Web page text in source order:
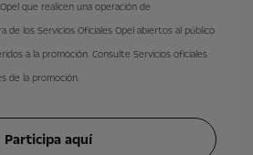
que realicen una operación de
de los Servicios Oficiales Opel abiertos al público
a la promoción. Consulte Servicios oficiales
de la promoción.
Participa aquí